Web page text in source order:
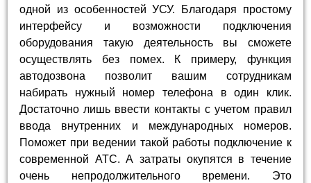
одной из особенностей УСУ. Благодаря простому
интерфейсу и возможности подключения
оборудования такую деятельность вы сможете
осуществлять без помех. К примеру, функция
автодозвона позволит вашим сотрудникам
набирать нужный номер телефона в один клик.
Достаточно лишь ввести контакты с учетом правил
ввода внутренних и международных номеров.
Поможет при ведении такой работы подключение к
современной АТС. А затраты окупятся в течение
очень непродолжительного времени. Это